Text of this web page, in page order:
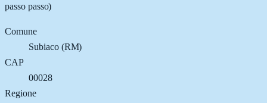
passo passo)
Comune
Subiaco(RM)
CAP
00028
Regione